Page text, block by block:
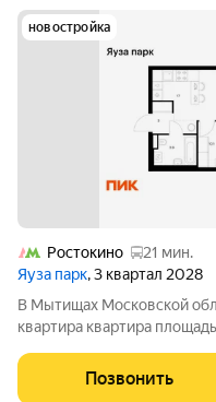
новостройка
Ростокино
21 мин.
Яуза парк, 3 квартал 2028
В Мытищах Московской
квартира квартира
расположение 5 минут
минут на автомобиле до
Позвонить